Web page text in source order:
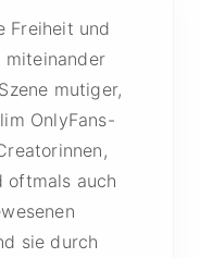
Freiheit und
mutiger,
OnlyFans-
oftmals auch
sie durch